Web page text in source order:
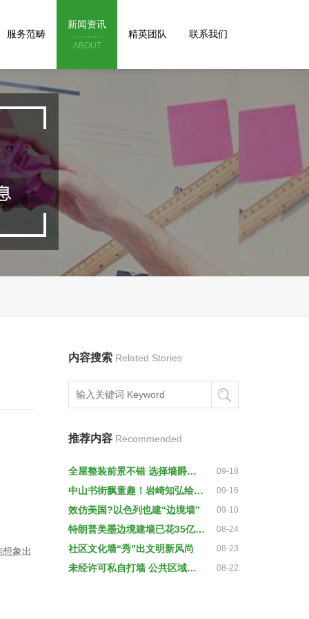
服务范畴
新闻资讯
ABOUT
精英团队 联系我们
象出
内容搜索 Related Stories
推荐内容 Recommended
全屋整装前景不错 选择墙爵士优势大 09-18
中山书街飘童趣！岩崎知弘绘本墙邀你与小荳荳入梦 09-16
效仿美国?以色列也建“边境墙” 09-10
特朗普美墨边境建墙已花35亿美元 为解决非法移民问题 08-24
社区文化墙“秀”出文明新风尚 08-23
未经许可私自打墙 公共区域何时恢复？ 08-22